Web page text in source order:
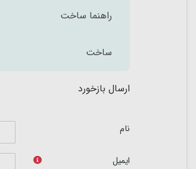
راهنما ساخت
ساخت
ارسال بازخورد
نام
ایمیل